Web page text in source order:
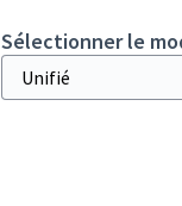
Sélectionner le